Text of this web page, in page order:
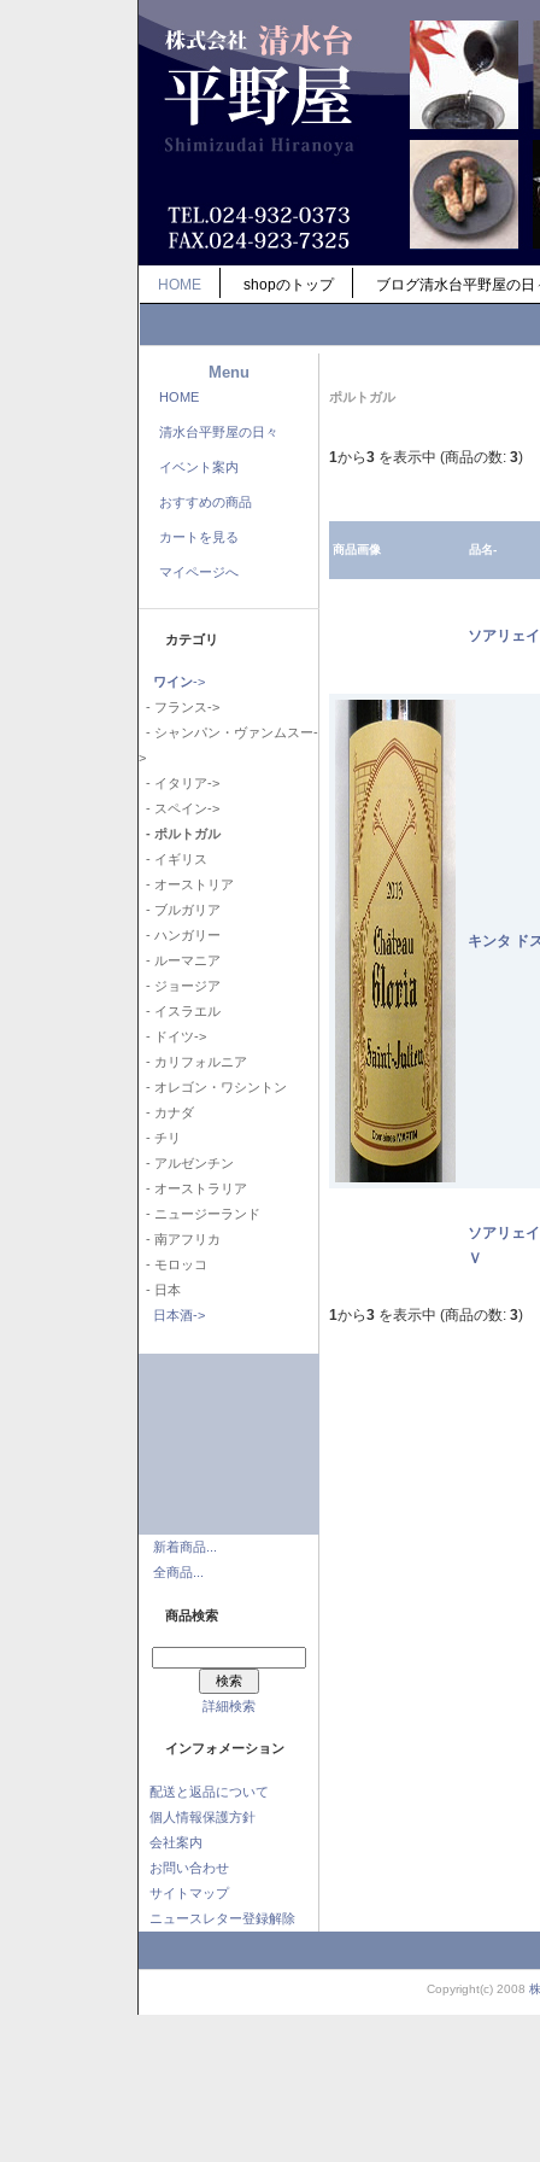
HOME shopのトップ ブログ清水台平野屋の日
Menu
HOME
清水台平野屋の日々
イベント案内
おすすめの商品
カートを見る
マイページへ
カテゴリ
ワイン->
- フランス->
- シャンパン・ヴァンムスー-
>
- イタリア->
- スペイン->
- ポルトガル
- イギリス
- オーストリア
- ブルガリア
- ハンガリー
- ルーマニア
- ジョージア
- イスラエル
- ドイツ->
- カリフォルニア
- オレゴン・ワシントン
- カナダ
- チリ
- アルゼンチン
- オーストラリア
- ニュージーランド
- 南アフリカ
- モロッコ
- 日本
日本酒->
新着商品...
全商品...
商品検索
詳細検索
インフォメーション
配送と返品について
個人情報保護方針
会社案内
お問い合わせ
サイトマップ
ニュースレター登録解除
ポルトガル
1から3 を表示中 (商品の数: 3)
商品画像 品名-
ソアリェ
キンタ ド
ソアリェ
Ｖ
1から3 を表示中 (商品の数: 3)
Copyright(c) 2008